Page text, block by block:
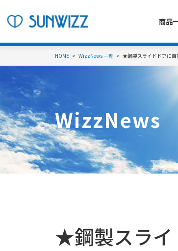
商品
HOME WizzNews 一覧 ★鋼製スライドドアに
WizzNews
★鋼製スライ